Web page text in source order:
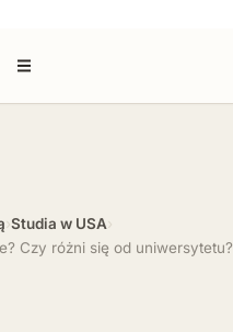
›Studia w USA›
Czy różni się od uniwersytetu?